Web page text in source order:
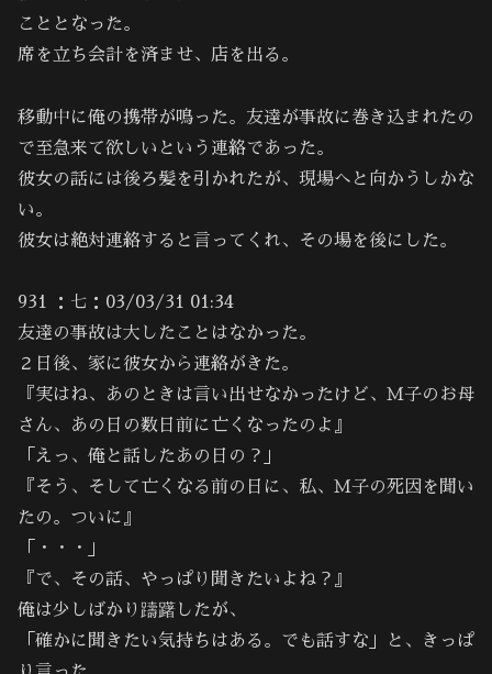
こととなった。
席を立ち会計を済ませ、店を出る。
移動中に俺の携帯が鳴った。友達が事故に巻き込まれたの
で至急来て欲しいという連絡であった。
彼女の話には後ろ髪を引かれたが、現場へと向かうしかな
い。
彼女は絶対連絡すると言ってくれ、その場を後にした。
931 ：七：03/03/31 01:34
友達の事故は大したことはなかった。
２日後、家に彼女から連絡がきた。
『実はね、あのときは言い出せなかったけど、Ｍ子のお母
さん、あの日の数日前に亡くなったのよ』
「えっ、俺と話したあの日の？」
『そう、そして亡くなる前の日に、私、Ｍ子の死因を聞い
たの。ついに』
「・・・」
『で、その話、やっぱり聞きたいよね？』
俺は少しばかり躊躇したが、
「確かに聞きたい気持ちはある。でも話すな」と、きっぱ